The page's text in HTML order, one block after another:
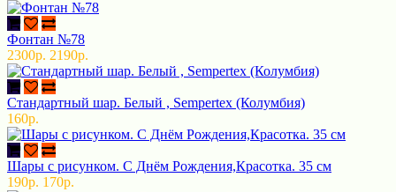
Фонтан №78
2300р. 2190р.
Стандартный шар. Белый , Sempertex (Колумбия)
160р.
Шары с рисунком. С Днём Рождения,Красотка. 35 см
190р. 170р.